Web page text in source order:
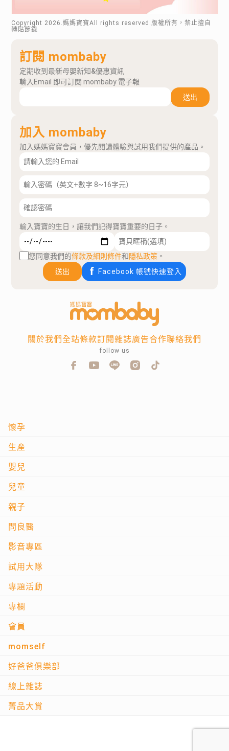
Copyright 2026 .媽媽寶寶All rights reserved.版權所有，禁止擅自
轉貼節錄
訂閱 mombaby
定期收到最新母嬰新知&優惠資訊
輸入Email 即可訂閱 mombaby 電子報
送出
加入 mombaby
加入媽媽寶寶會員，優先閱讀體驗與試用我們提供的產品。
輸入寶寶的生日，讓我們記得寶寶重要的日子。
您同意我們的條款及細則條件和隱私政策 。
送出
Facebook 帳號快速登入
懷孕
生產
嬰兒
兒童
親子
問良醫
影音專區
試用大隊
專題活動
專欄
會員
momself
好爸爸俱樂部
線上雜誌
菁品大賞
關於我們全站條款訂閱雜誌廣告合作聯絡我們
follow us